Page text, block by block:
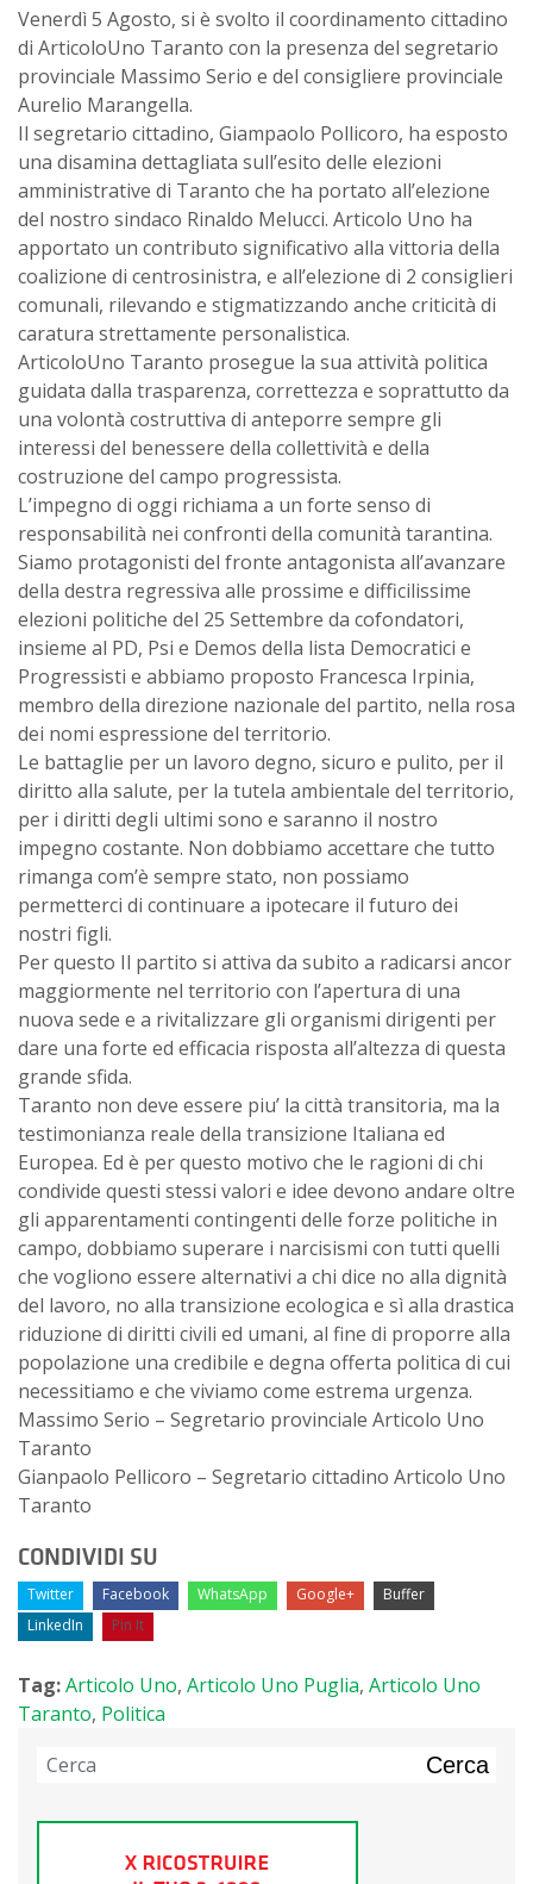
Venerdì 5 Agosto, si è svolto il coordinamento cittadino
di ArticoloUno Taranto con la presenza del segretario
provinciale Massimo Serio e del consigliere provinciale
Aurelio Marangella.
Il segretario cittadino, Giampaolo Pollicoro, ha esposto
una disamina dettagliata sull’esito delle elezioni
amministrative di Taranto che ha portato all’elezione
del nostro sindaco Rinaldo Melucci. Articolo Uno ha
apportato un contributo significativo alla vittoria della
coalizione di centrosinistra, e all’elezione di 2 consiglieri
comunali, rilevando e stigmatizzando anche criticità di
caratura strettamente personalistica.
ArticoloUno Taranto prosegue la sua attività politica
guidata dalla trasparenza, correttezza e soprattutto da
una volontà costruttiva di anteporre sempre gli
interessi del benessere della collettività e della
costruzione del campo progressista.
L’impegno di oggi richiama a un forte senso di
responsabilità nei confronti della comunità tarantina.
Siamo protagonisti del fronte antagonista all’avanzare
della destra regressiva alle prossime e difficilissime
elezioni politiche del 25 Settembre da cofondatori,
insieme al PD, Psi e Demos della lista Democratici e
Progressisti e abbiamo proposto Francesca Irpinia,
membro della direzione nazionale del partito, nella rosa
dei nomi espressione del territorio.
Le battaglie per un lavoro degno, sicuro e pulito, per il
diritto alla salute, per la tutela ambientale del territorio,
per i diritti degli ultimi sono e saranno il nostro
impegno costante. Non dobbiamo accettare che tutto
rimanga com’è sempre stato, non possiamo
permetterci di continuare a ipotecare il futuro dei
nostri figli.
Per questo Il partito si attiva da subito a radicarsi ancor
maggiormente nel territorio con l’apertura di una
nuova sede e a rivitalizzare gli organismi dirigenti per
dare una forte ed efficacia risposta all’altezza di questa
grande sfida.
Taranto non deve essere piu’ la città transitoria, ma la
testimonianza reale della transizione Italiana ed
Europea. Ed è per questo motivo che le ragioni di chi
condivide questi stessi valori e idee devono andare oltre
gli apparentamenti contingenti delle forze politiche in
campo, dobbiamo superare i narcisismi con tutti quelli
che vogliono essere alternativi a chi dice no alla dignità
del lavoro, no alla transizione ecologica e sì alla drastica
riduzione di diritti civili ed umani, al fine di proporre alla
popolazione una credibile e degna offerta politica di cui
necessitiamo e che viviamo come estrema urgenza.
Massimo Serio – Segretario provinciale Articolo Uno
Taranto
Gianpaolo Pellicoro – Segretario cittadino Articolo Uno
Taranto
CONDIVIDI SU
Twitter Facebook WhatsApp Google+
Buffer
LinkedIn
Pin It
Tag:Articolo Uno, Articolo Uno Puglia, Articolo Uno
Taranto, Politica
Cerca